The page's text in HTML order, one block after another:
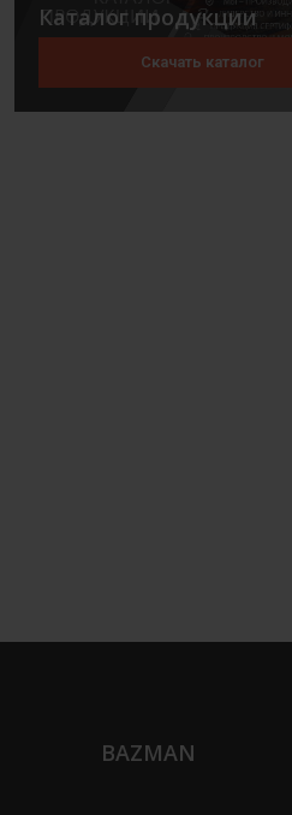
Каталог продукции
Скачать каталог
BAZMAN